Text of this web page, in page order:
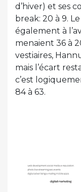
d’hiver) et ses
break: 20 à 9.
également à
menaient 36 à
vestiaires,
mais l’écart
c’est
84 à 63.